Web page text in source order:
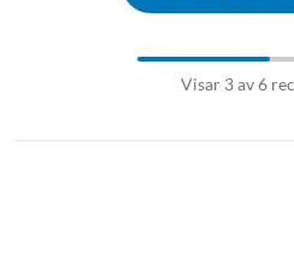
Visar 3 av 6